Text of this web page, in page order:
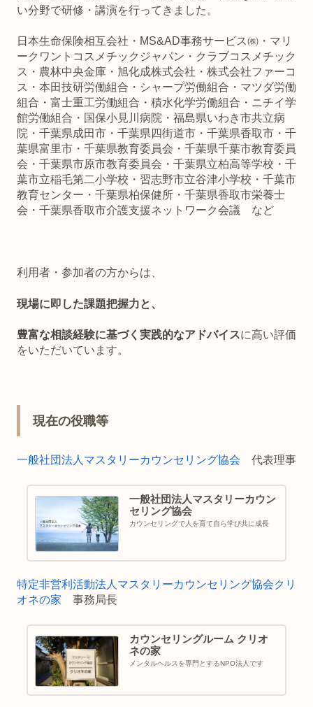
い分野で研修・講演を行ってきました。
日本生命保険相互会社・MS&AD事務サービス㈱・マリ
ークワントコスメチックジャパン・クラブコスメチック
ス・農林中央金庫・旭化成株式会社・株式会社ファーコ
ス・本田技研労働組合・シャープ労働組合・マツダ労働
組合・富士重工労働組合・積水化学労働組合・ニチイ学
館労働組合・国保小見川病院・福島県いわき市共立病
院・千葉県成田市・千葉県四街道市・千葉県香取市・千
葉県富里市・千葉県教育委員会・千葉県千葉市教育委員
会・千葉県市原市教育委員会・千葉県立柏高等学校・千
葉市立稲毛第二小学校・習志野市立谷津小学校・千葉市
教育センター・千葉県柏保健所・千葉県香取市栄養士
会・千葉県香取市介護支援ネットワーク会議 など
利用者・参加者の方からは、
現場に即した課題把握力と、
豊富な相談経験に基づく実践的なアドバイスに高い評価
をいただいています。
現在の役職等
一般社団法人マスタリーカウンセリング協会 代表理事
一般社団法人マスタリーカウン
セリング協会
カウンセリングで人を育て自ら学び共に成長
特定非営利活動法人マスタリーカウンセリング協会クリ
オネの家 事務局長
カウンセリングルーム クリオ
ネの家
メンタルヘルスを専門とするNPO法人です